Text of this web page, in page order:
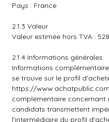
Pays : France
2.1.3 Valeur
Valeur estimée hors TVA :
2.1.4 Informations générales
Informations
se trouve sur le profil
https://www.achatpublic.com
complémentaire concernant
candidats transmettent
l'intermédiaire du profil